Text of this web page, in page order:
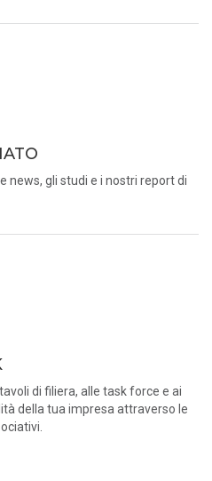
news, gli studi e i nostri report di
di filiera, alle task force e ai
della tua impresa attraverso le